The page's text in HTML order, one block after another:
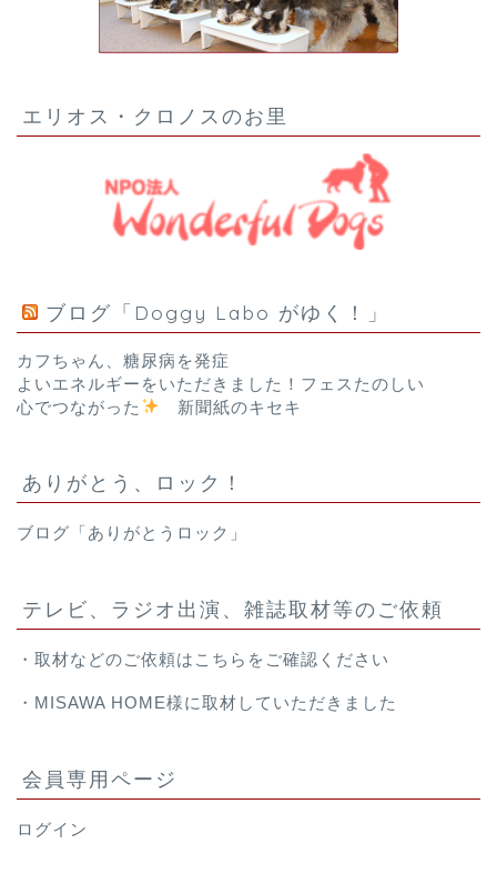
エリオス・クロノスのお里
ブログ「Doggy Labo がゆく！」
カフちゃん、糖尿病を発症
よいエネルギーをいただきました！フェスたのしい
心でつながった
新聞紙のキセキ
ありがとう、ロック！
ブログ「ありがとうロック」
テレビ、ラジオ出演、雑誌取材等のご依頼
・取材などのご依頼は こちら をご確認ください
・ MISAWA HOME様に取材していただきました
会員専用ページ
ログイン